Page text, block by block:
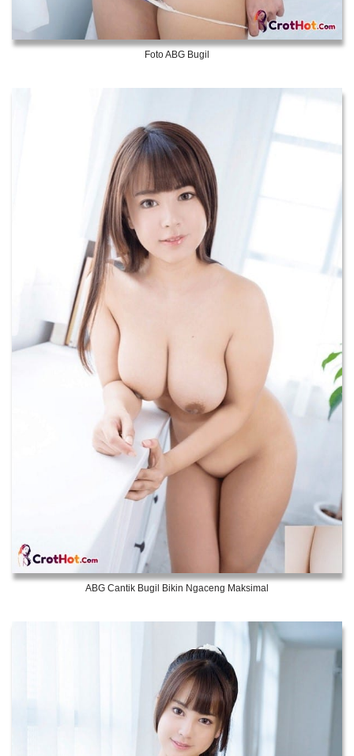
Foto ABG Bugil
ABG Cantik Bugil Bikin Ngaceng Maksimal